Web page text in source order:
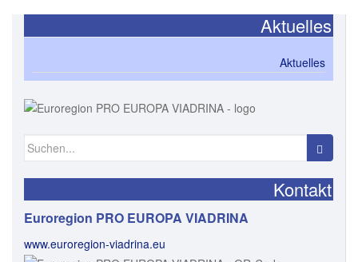
Aktuelles
Aktuelles
Suchen nach:
Kontakt
Euroregion PRO EUROPA VIADRINA
www.euroregion-viadrina.eu